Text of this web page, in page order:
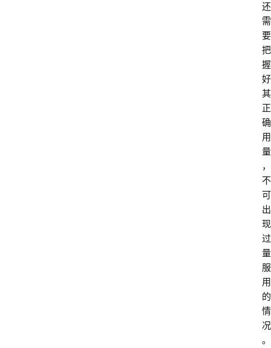
还
需
要
把
握
好
其
正
确
用
量
，
不
可
出
现
过
量
服
用
的
情
况
。